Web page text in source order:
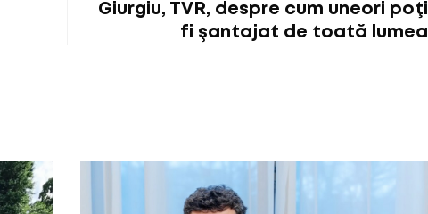
Giurgiu, TVR, despre cum uneori poţi
fi şantajat de toată lumea